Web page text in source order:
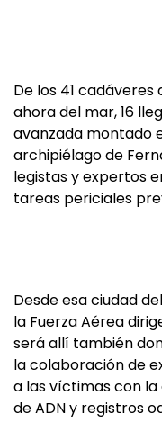
De los 41
ahora del mar, 16
avanzada montado
archipiélago de
legistas y expertos
tareas periciales
Desde esa ciudad
la Fuerza Aérea
será allí también
la colaboración de
a las víctimas con
de ADN y registros